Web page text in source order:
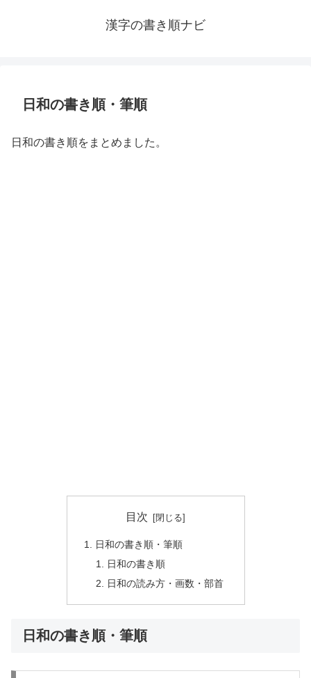
漢字の書き順ナビ
日和の書き順・筆順
日和の書き順をまとめました。
目次
日和の書き順・筆順
日和の書き順
日和の読み方・画数・部首
日和の書き順・筆順